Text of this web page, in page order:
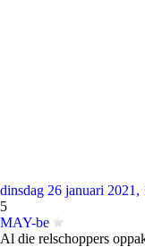
dinsdag 26 januari 2021,
5
MAY-be
Al die relschoppers